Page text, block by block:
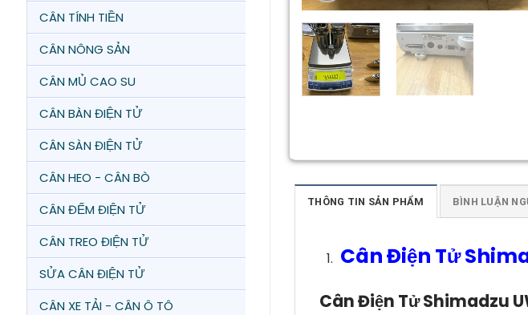
CÂN TÍNH TIỀN
CÂN NÔNG SẢN
CÂN MỦ CAO SU
CÂN BÀN ĐIỆN TỬ
CÂN SÀN ĐIỆN TỬ
CÂN HEO - CÂN BÒ
CÂN ĐẾM ĐIỆN TỬ
CÂN TREO ĐIỆN TỬ
SỬA CÂN ĐIỆN TỬ
CÂN XE TẢI - CÂN Ô TÔ
THÔNG TIN SẢN PHẨM BÌNH LUẬN
Cân Điện Tử
Cân Điện Tử Shimadzu